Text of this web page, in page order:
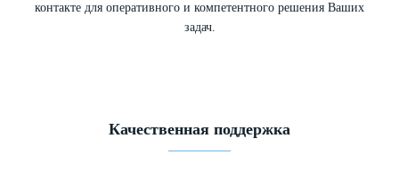
контакте для оперативного и компетентного решения Ваших
задач.
Качественная поддержка